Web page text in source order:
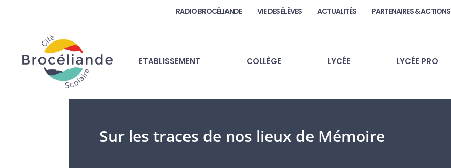
RADIO BROCÉLIANDE VIE DES ÉLÈVES ACTUALITÉS PARTENAIRES & ACTIONS
ETABLISSEMENT COLLÈGE LYCÉE LYCÉE PRO
Sur les traces de nos lieux de Mémoire